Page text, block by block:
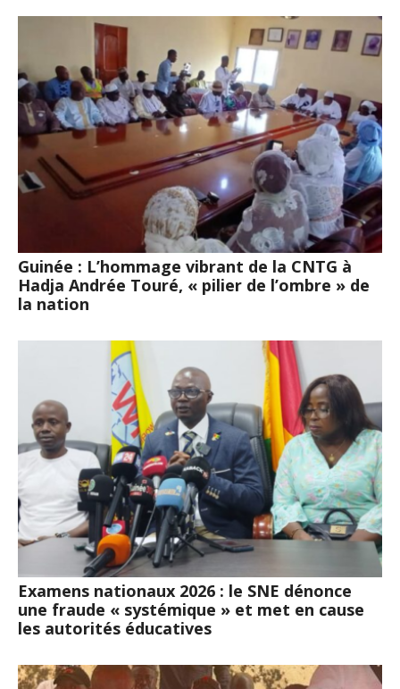
Guinée : L’hommage vibrant de la CNTG à
Hadja Andrée Touré, « pilier de l’ombre » de
la nation
Examens nationaux 2026 : le SNE dénonce
une fraude « systémique » et met en cause
les autorités éducatives